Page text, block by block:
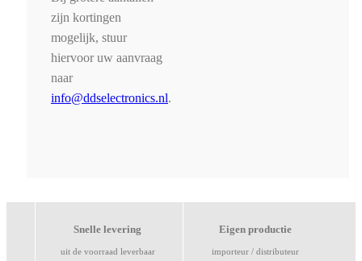
zijn kortingen
mogelijk, stuur
hiervoor uw aanvraag
naar
info@ddselectronics.nl.
Snelle levering
uit de voorraad leverbaar
Eigen productie
importeur / distributeur